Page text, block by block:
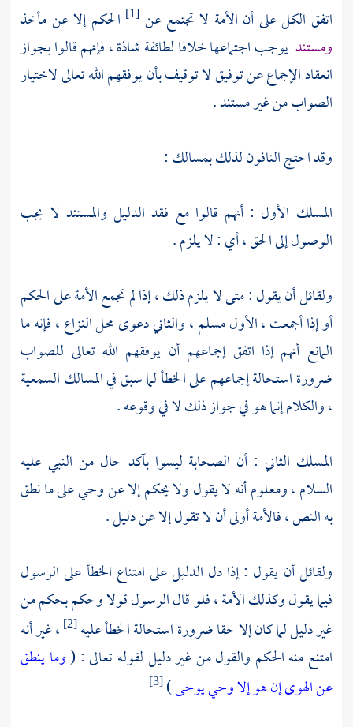
اتفق الكل على أن الأمة لا تجتمع عن [1]
الحكم إلا عن مأخذ
ومستند يوجب اجتماعها خلافا لطائفة شاذة ، فإنهم قالوا بجواز
انعقاد الإجماع عن توفيق لا توقيف بأن يوفقهم الله تعالى لاختيار
الصواب من غير مستند .
وقد احتج النافون لذلك بمسالك :
المسلك الأول : أنهم قالوا مع فقد الدليل والمستند لا يجب
الوصول إلى الحق ، أي : لا يلزم .
ولقائل أن يقول : متى لا يلزم ذلك ، إذا لم تجمع الأمة على الحكم
أو إذا أجمعت ، الأول مسلم ، والثاني دعوى محل النزاع ، فإنه ما
المانع أنهم إذا اتفق إجماعهم أن يوفقهم الله تعالى للصواب
ضرورة استحالة إجماعهم على الخطأ لما سبق في المسالك السمعية
، والكلام إنما هو في جواز ذلك لا في وقوعه .
المسلك الثاني : أن الصحابة ليسوا بآكد حال من النبي عليه
السلام ، ومعلوم أنه لا يقول ولا يحكم إلا عن وحي على ما نطق
به النص ، فالأمة أولى أن لا تقول إلا عن دليل .
ولقائل أن يقول : إذا دل الدليل على امتناع الخطأ على الرسول
فيما يقول وكذلك الأمة ، فلو قال الرسول قولا وحكم بحكم من
غير دليل لما كان إلا حقا ضرورة استحالة الخطأ عليه [2]
، غير أنه
امتنع منه الحكم والقول من غير دليل لقوله تعالى : (وما ينطق
عن الهوىإن هو إلا وحي يوحى)
[3]